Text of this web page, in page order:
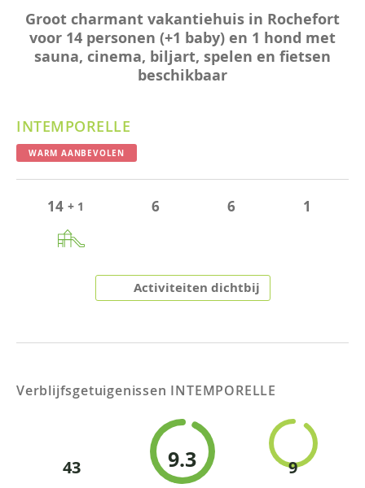
Groot charmant vakantiehuis in Rochefort
voor 14 personen (+1 baby) en 1 hond met
sauna, cinema, biljart, spelen en fietsen
beschikbaar
INTEMPORELLE
WARM AANBEVOLEN
14 + 1 6 6 1
Activiteiten dichtbij
Verblijfsgetuigenissen INTEMPORELLE
43 9.3 9